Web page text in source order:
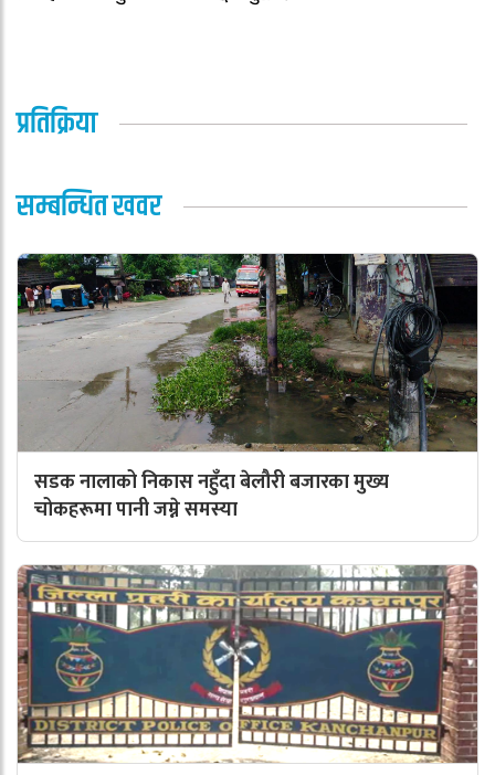
प्रतिक्रिया
सम्बन्धित खवर
सडक नालाको निकास नहुँदा बेलौरी बजारका मुख्य
चोकहरूमा पानी जम्ने समस्या